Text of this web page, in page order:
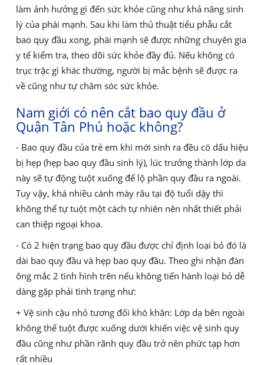
làm ảnh hưởng gì đến sức khỏe cũng như khả năng sinh
lý của phái mạnh. Sau khi làm thủ thuật tiểu phẫu cắt
bao quy đầu xong, phái mạnh sẽ được những chuyên gia
y tế kiểm tra, theo dõi sức khỏe đầy đủ. Nếu không có
trục trặc gì khác thường, người bị mắc bệnh sẽ được ra
về cũng như tự chăm sóc sức khỏe.
Nam giới có nên cắt bao quy đầu ở
Quận Tân Phú hoặc không?
- Bao quy đầu của trẻ em khi mới sinh ra đều có dấu hiệu
bị hẹp (hẹp bao quy đầu sinh lý), lúc trưởng thành lớp da
này sẽ tự động tuột xuống để lộ phần quy đầu ra ngoài.
Tuy vậy, khá nhiều cánh mày râu tại độ tuổi dậy thì
không thể tự tuột một cách tự nhiên nên nhất thiết phải
can thiệp ngoại khoa.
- Có 2 hiện trạng bao quy đầu được chỉ định loại bỏ đó là
dài bao quy đầu và hẹp bao quy đầu. Theo ghi nhận đàn
ông mắc 2 tình hình trên nếu không tiến hành loại bỏ dễ
dàng gặp phải tình trạng như:
+ Vệ sinh cậu nhỏ tương đối khó khăn: Lớp da bên ngoài
không thể tuột được xuống dưới khiến việc vệ sinh quy
đầu cũng như phần rãnh quy đầu trở nên phức tạp hơn
rất nhiều